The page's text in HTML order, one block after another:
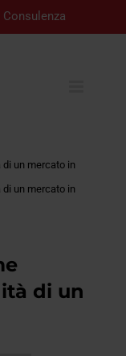
un mercato in
un mercato in
di un